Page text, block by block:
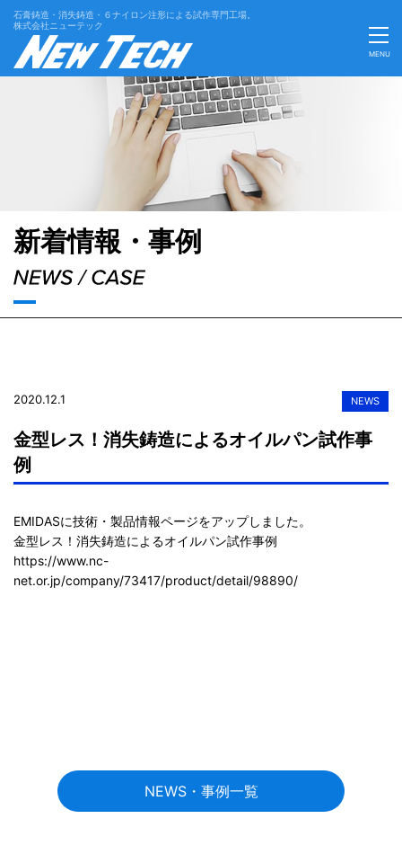
石膏鋳造・消失鋳造・６ナイロン注形による試作専門工場。
株式会社ニューテック
MENU
新着情報・事例
2020.12.1 NEWS
金型レス！消失鋳造によるオイルパン試作事
例
EMIDASに技術・製品情報ページをアップしました。
https://www.nc-
net.or.jp/company/73417/product/detail/98890/
NEWS・事例一覧